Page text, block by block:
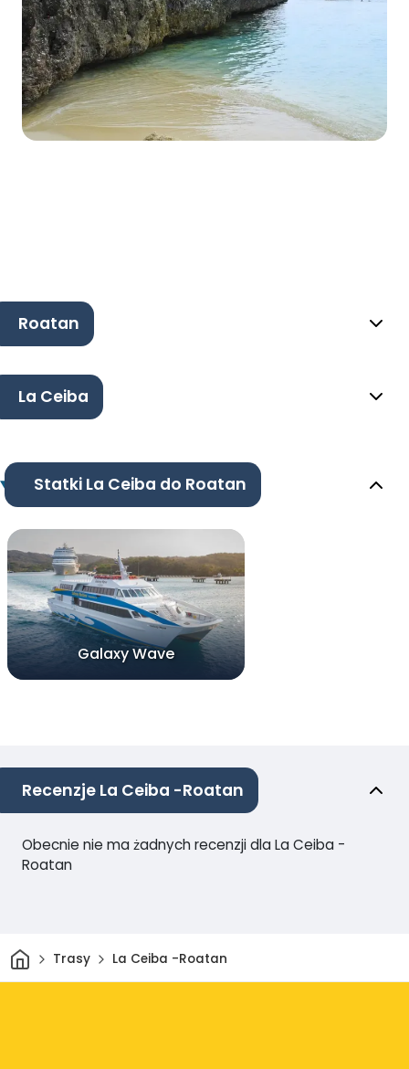
Roatan
La Ceiba
Statki La Ceiba do Roatan
Galaxy Wave
Recenzje La Ceiba -Roatan
Obecnie nie ma żadnych recenzji dla La Ceiba -
Roatan
DomTrasy La Ceiba -Roatan